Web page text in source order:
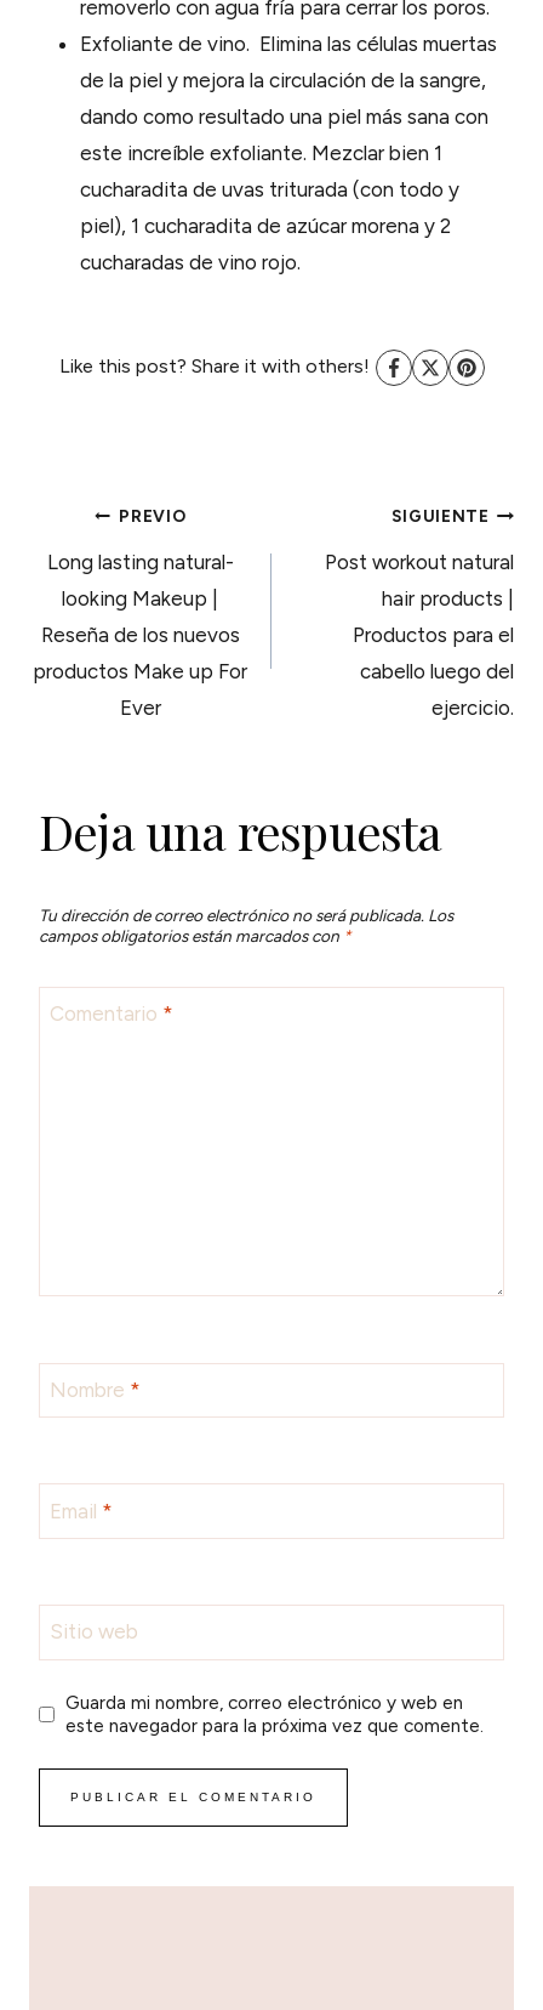
removerlo con agua fría para cerrar los poros.
Exfoliante de vino. Elimina las células muertas
de la piel y mejora la circulación de la sangre,
dando como resultado una piel más sana con
este increíble exfoliante. Mezclar bien 1
cucharadita de uvas triturada (con todo y
piel), 1 cucharadita de azúcar morena y 2
cucharadas de vino rojo.
Like this post? Share it with others!
NAVEGACIÓN
DE
ENTRADAS
PREVIO
Long lasting natural-
looking Makeup |
Reseña de los nuevos
productos Make up For
Ever
SIGUIENTE
Post workout natural
hair products |
Productos para el
cabello luego del
ejercicio.
Deja una respuesta
Tu dirección de correo electrónico no será publicada. Los
campos obligatorios están marcados con *
Comentario *
Nombre *
Email *
Sitio web
Guarda mi nombre, correo electrónico y web en
este navegador para la próxima vez que comente.